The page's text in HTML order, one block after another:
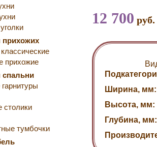
прихожие
столики
тумбочки
12 700 руб.
Ширина, мм:
Высота, мм:
Глубина, мм: